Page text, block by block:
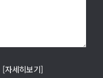
[자세히보기]